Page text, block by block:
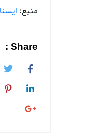
منبع: ایسنا
Share :